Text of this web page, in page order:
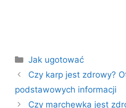
Kategorie
Jak ugotować
Czy karp jest zdrowy?
podstawowych informacji
Czy marchewka jest